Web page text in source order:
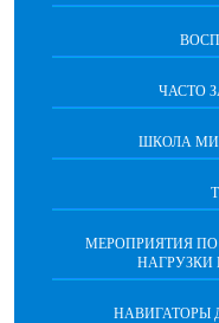
ЧАСТО
ШКОЛА
МЕРОПРИЯТИЯ
НАГРУЗКИ
НАВИГАТОРЫ